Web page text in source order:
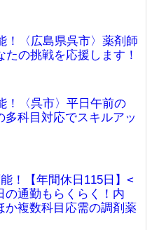
！〈広島県呉市〉薬剤師
の挑戦を応援します！
！〈呉市〉平日午前の
科目対応でスキルアッ
！【年間休日115日】<
通勤もらくらく！内
か複数科目応需の調剤薬